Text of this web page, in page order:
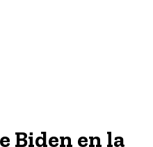
Biden en la